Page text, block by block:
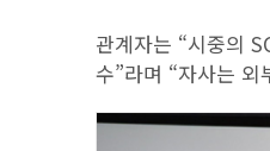
관계자는 “시중의
수”라며 “자사는